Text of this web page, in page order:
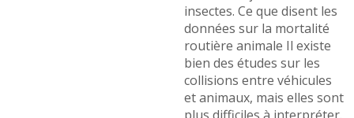
insectes. Ce que disent les
données sur la mortalité
routière animale Il existe
bien des études sur les
collisions entre véhicules
et animaux, mais elles sont